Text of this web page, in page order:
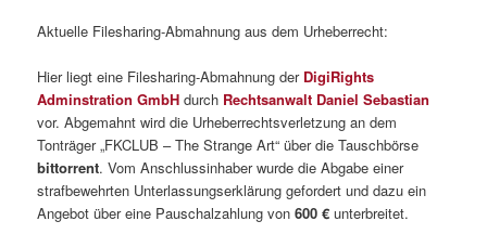
Aktuelle Filesharing-Abmahnung aus dem Urheberrecht:
Hier liegt eine Filesharing-Abmahnung der DigiRights
Adminstration GmbH durch Rechtsanwalt Daniel Sebastian
vor. Abgemahnt wird die Urheberrechtsverletzung an dem
Tonträger „FKCLUB – The Strange Art“ über die Tauschbörse
bittorrent. Vom Anschlussinhaber wurde die Abgabe einer
strafbewehrten Unterlassungserklärung gefordert und dazu ein
Angebot über eine Pauschalzahlung von600 € unterbreitet.